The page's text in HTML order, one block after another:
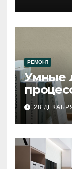
РЕМОНТ
Умные
28